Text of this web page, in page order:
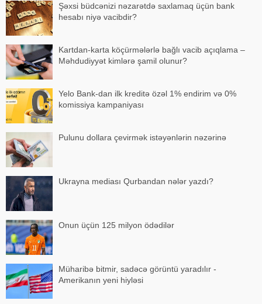
Şəxsi büdcənizi nəzarətdə saxlamaq üçün bank
hesabı niyə vacibdir?
Kartdan-karta köçürmələrlə bağlı vacib açıqlama –
Məhdudiyyət kimlərə şamil olunur?
Yelo Bank-dan ilk kreditə özəl 1% endirim və 0%
komissiya kampaniyası
Pulunu dollara çevirmək istəyənlərin nəzərinə
Ukrayna mediası Qurbandan nələr yazdı?
Onun üçün 125 milyon ödədilər
Müharibə bitmir, sadəcə görüntü yaradılır -
Amerikanın yeni hiyləsi